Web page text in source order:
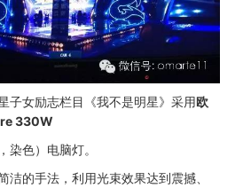
子女励志栏目《我不是明星》采用欧
330W
染色）电脑灯。
洁的手法，利用光束效果达到震撼、